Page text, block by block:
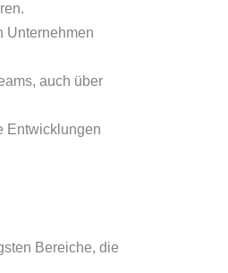
Unternehmen
auch über
Entwicklungen
Bereiche, die